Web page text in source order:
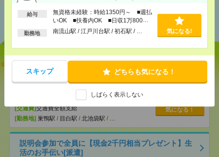
給与
無資格未経験：時給1350円～ ■週払
いOK ■扶養内OK ■日収1万800円
以上
勤務地 南流山駅 / 江戸川台駅 / 初石駅 / … 気になる!
スキップ どちらも気になる！
しばらく表示しない
あなたの閲覧履歴からの
おすすめ
【オープニング募集】おばあちゃんのお散歩付き添
いも仕事の1つ[派遣]
無資格未経験：時給1500円～ ■週払い
OK ■扶養内OK ■日収1万2000円以上
[交通費]交通費全額支給
[勤務地] 巣鴨駅 / 目白駅 / 北池袋駅 / …
気になる！
説明会参加で全員に【現金2千円相当プレゼント】生
活のお手伝い[派遣]